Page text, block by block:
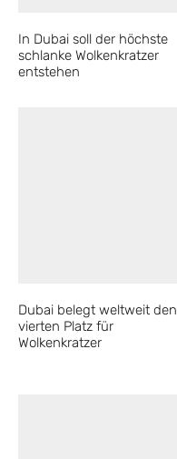
In Dubai soll der höchste
schlanke Wolkenkratzer
entstehen
Dubai belegt weltweit den
vierten Platz für
Wolkenkratzer